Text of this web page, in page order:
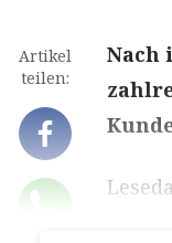
Artikel
teilen:
Nach